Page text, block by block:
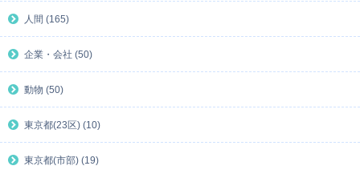
人間 (165)
企業・会社 (50)
動物 (50)
東京都(23区) (10)
東京都(市部) (19)